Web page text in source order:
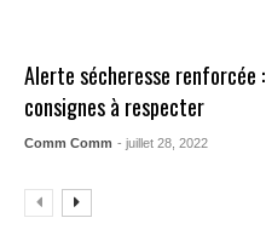
Alerte sécheresse renforcée :
consignes à respecter
Comm Comm - juillet 28, 2022